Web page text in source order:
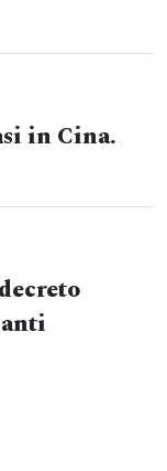
in Cina.